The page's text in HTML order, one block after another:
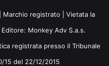
registrato | Vietata la
Monkey Adv S.a.s.
registrata presso il Tribunale
15 del 22/12/2015